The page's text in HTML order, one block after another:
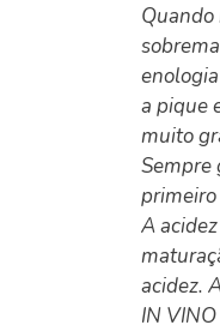
a pique
muito
Sempre
primeiro
A
acidez.
IN